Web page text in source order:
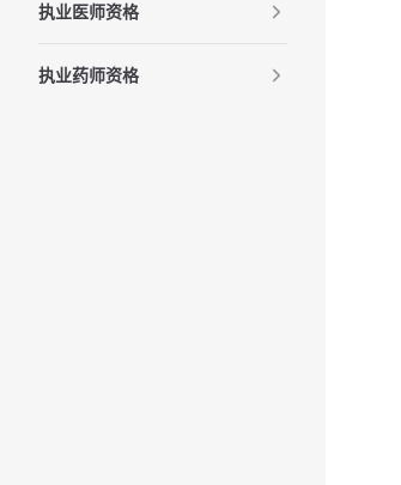
执业医师资格
执业药师资格